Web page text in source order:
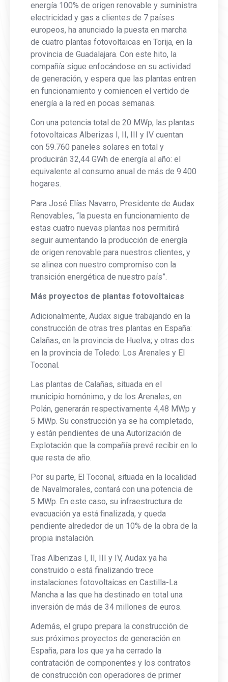
energía 100% de origen renovable y suministra
electricidad y gas a clientes de 7 países
europeos, ha anunciado la puesta en marcha
de cuatro plantas fotovoltaicas en Torija, en la
provincia de Guadalajara. Con este hito, la
compañía sigue enfocándose en su actividad
de generación, y espera que las plantas entren
en funcionamiento y comiencen el vertido de
energía a la red en pocas semanas.
Con una potencia total de 20 MWp, las plantas
fotovoltaicas Alberizas I, II, III y IV cuentan
con 59.760 paneles solares en total y
producirán 32,44 GWh de energía al año: el
equivalente al consumo anual de más de 9.400
hogares.
Para José Elías Navarro, Presidente de Audax
Renovables, “la puesta en funcionamiento de
estas cuatro nuevas plantas nos permitirá
seguir aumentando la producción de energía
de origen renovable para nuestros clientes, y
se alinea con nuestro compromiso con la
transición energética de nuestro país”.
Más proyectos de plantas fotovoltaicas
Adicionalmente, Audax sigue trabajando en la
construcción de otras tres plantas en España:
Calañas, en la provincia de Huelva; y otras dos
en la provincia de Toledo: Los Arenales y El
Toconal.
Las plantas de Calañas, situada en el
municipio homónimo, y de los Arenales, en
Polán, generarán respectivamente 4,48 MWp y
5 MWp. Su construcción ya se ha completado,
y están pendientes de una Autorización de
Explotación que la compañía prevé recibir en lo
que resta de año.
Por su parte, El Toconal, situada en la localidad
de Navalmorales, contará con una potencia de
5 MWp. En este caso, su infraestructura de
evacuación ya está finalizada, y queda
pendiente alrededor de un 10% de la obra de la
propia instalación.
Tras Alberizas I, II, III y IV, Audax ya ha
construido o está finalizando trece
instalaciones fotovoltaicas en Castilla-La
Mancha a las que ha destinado en total una
inversión de más de 34 millones de euros.
Además, el grupo prepara la construcción de
sus próximos proyectos de generación en
España, para los que ya ha cerrado la
contratación de componentes y los contratos
de construcción con operadores de primer